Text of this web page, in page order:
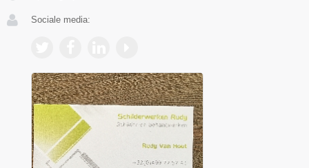
Sociale media: